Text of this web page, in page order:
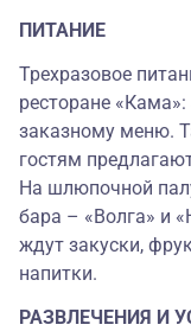
ПИТАНИЕ
Трехразовое
ресторане
заказному меню.
гостям
На шлюпочной
бара – «Волга» и
ждут закуски,
напитки.
РАЗВЛЕЧЕНИЯ И